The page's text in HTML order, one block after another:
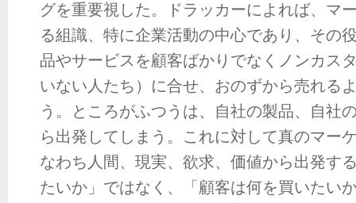
グを重要視した。ドラッカーによれば、マ
る組識、特に企業活動の中心であり、その
品やサービスを顧客ばかりでなくノンカス
いない人たち）に合せ、おのずから売れる
う。ところがふつうは、自社の製品、自社
ら出発してしまう。これに対して真のマー
なわち人間、現実、欲求、価値から出発す
たいか」ではなく、「顧客は何を買いたい